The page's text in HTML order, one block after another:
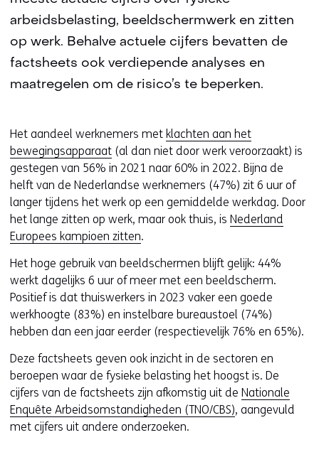
arbeidsbelasting, beeldschermwerk en zitten
op werk. Behalve actuele cijfers bevatten de
factsheets ook verdiepende analyses en
maatregelen om de risico’s te beperken.
Het aandeel werknemers met klachten aan het
bewegingsapparaat (al dan niet door werk veroorzaakt) is
gestegen van 56% in 2021 naar 60% in 2022. Bijna de
helft van de Nederlandse werknemers (47%) zit 6 uur of
langer tijdens het werk op een gemiddelde werkdag. Door
het lange zitten op werk, maar ook thuis, is Nederland
Europees kampioen zitten.
Het hoge gebruik van beeldschermen blijft gelijk: 44%
werkt dagelijks 6 uur of meer met een beeldscherm.
Positief is dat thuiswerkers in 2023 vaker een goede
werkhoogte (83%) en instelbare bureaustoel (74%)
hebben dan een jaar eerder (respectievelijk 76% en 65%).
Deze factsheets geven ook inzicht in de sectoren en
beroepen waar de fysieke belasting het hoogst is. De
cijfers van de factsheets zijn afkomstig uit de Nationale
Enquête Arbeidsomstandigheden (TNO/CBS), aangevuld
met cijfers uit andere onderzoeken.